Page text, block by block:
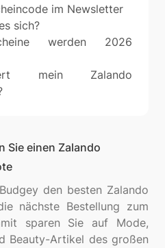
im Newsletter
sich?
werden 2026
mein Zalando
Sie einen Zalando
den besten Zalando
nächste Bestellung zum
sparen Sie auf Mode,
Beauty-Artikel des großen